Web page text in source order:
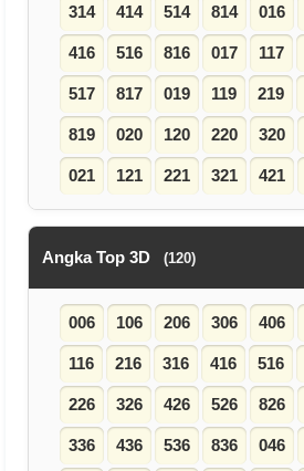
314 414 514 814 016
416 516 816 017 117
517 817 019 119 219
819 020 120 220 320
021 121 221 321 421
Angka Top 3D (120)
006 106 206 306 406
116 216 316 416 516
226 326 426 526 826
336 436 536 836 046